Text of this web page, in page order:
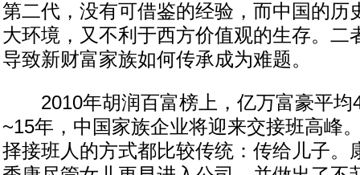
第二代，没有可借鉴的经验，而中国的历
大环境，又不利于西方价值观的生存。二
导致新财富家族如何传承成为难题。
2010年胡润百富榜上，亿万富豪平均
~15年，中国家族企业将迎来交接班高峰
择接班人的方式都比较传统：传给儿子。